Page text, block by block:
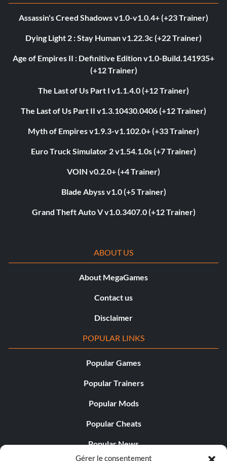
Gérer le consentement
Assassin's Creed Shadows v1.0-v1.0.4+ (+23 Trainer)
Dying Light 2 : Stay Human v1.22.3c (+22 Trainer)
Age of Empires II : Definitive Edition v1.0-Build.141935+
(+12 Trainer)
The Last of Us Part I v1.1.4.0 (+12 Trainer)
The Last of Us Part II v1.3.10430.0406 (+12 Trainer)
Myth of Empires v1.9.3-v1.102.0+ (+33 Trainer)
Euro Truck Simulator 2 v1.54.1.0s (+7 Trainer)
VOIN v0.2.0+ (+4 Trainer)
Blade Abyss v1.0 (+5 Trainer)
Grand Theft Auto V v1.0.3407.0 (+12 Trainer)
ABOUT US
About MegaGames
Contact us
Disclaimer
POPULAR LINKS
Popular Games
Popular Trainers
Popular Mods
Popular Cheats
Popular News